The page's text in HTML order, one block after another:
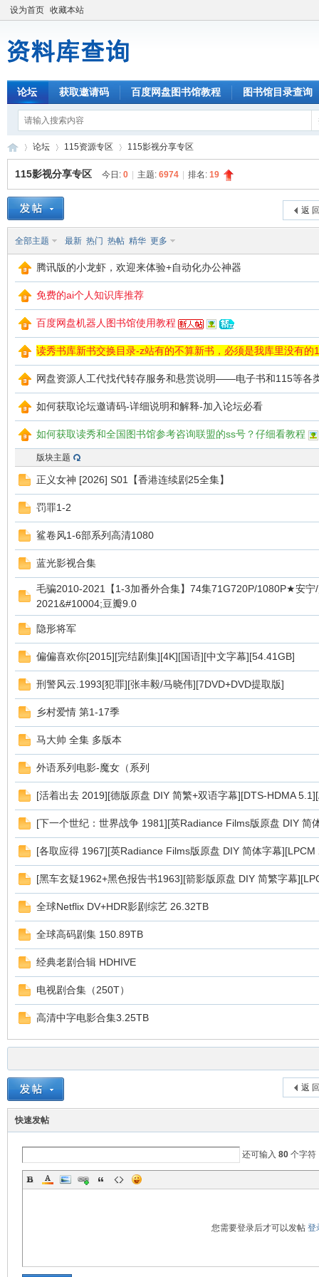
设为首页 收藏本站
论坛 获取邀请码 百度网盘图书馆教程 图书馆目录查询
库
»
论坛
›
115资源专区 115影视分享专区
115影视分享专区 今日: 0 主题: 6974 排名: 19
返
全部主题 最新 热门 热帖 精华 更多
腾讯版的小龙虾，欢迎来体验+自动化办公神器
免费的ai个人知识库推荐
百度网盘机器人图书馆使用教程
读秀书库新书交换目录-z站有的不算新书，必须是我库里没有的
网盘资源人工代找代转存服务和悬赏说明——电子书和115等各
如何获取论坛邀请码-详细说明和解释-加入论坛必看
如何获取读秀和全国图书馆参考咨询联盟的ss号？仔细看教程
版块主题
正义女神 [2026] S01【香港连续剧25全集】
罚罪1-2
鲨卷风1-6部系列高清1080
蓝光影视合集
毛骗2010-2021【1-3加番外合集】74集71G720P/1080P★安
2021&#10004;豆瓣9.0
隐形将军
偏偏喜欢你[2015][完结剧集][4K][国语][中文字幕][54.41GB]
刑警风云.1993[犯罪][张丰毅/马晓伟][7DVD+DVD提取版]
乡村爱情 第1-17季
马大帅 全集 多版本
外语系列电影-魔女（系列
[活着出去 2019][德版原盘 DIY 简繁+双语字幕][DTS-HDMA
[下一个世纪：世界战争 1981][英Radiance Films版原盘 DIY 简
[各取应得 1967][英Radiance Films版原盘 DIY 简体字幕
[黑车玄疑1962+黑色报告书1963][箭影版原盘 DIY 简繁字幕
全球Netflix DV+HDR影剧综艺 26.32TB
全球高码剧集 150.89TB
经典老剧合辑 HDHIVE
电视剧合集（250T）
高清中字电影合集3.25TB
返
快速发帖
还可输入 80 个字符
您需要登录后才可以发帖 登